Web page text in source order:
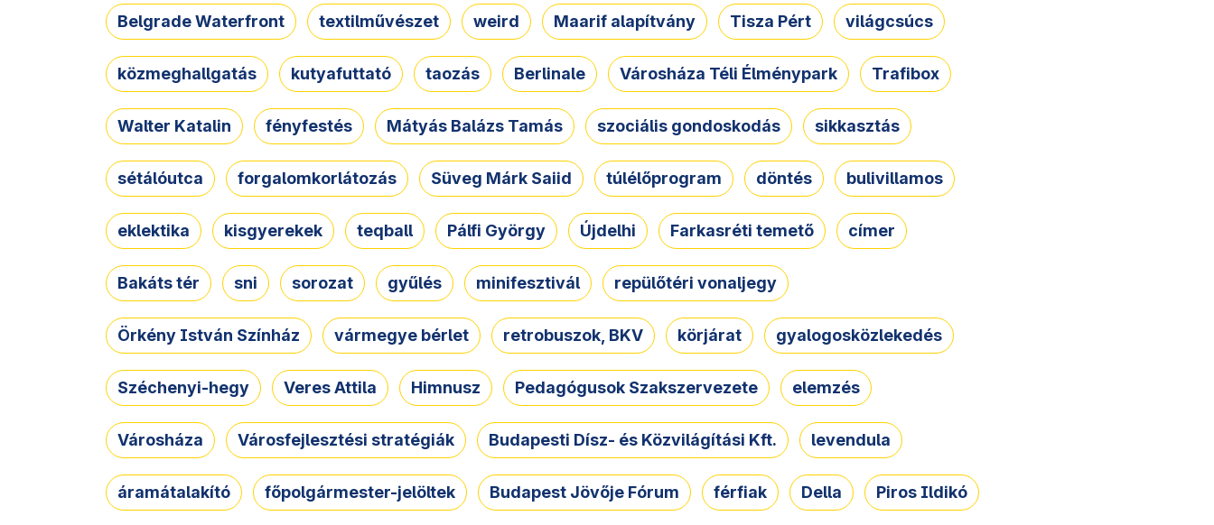
Belgrade Waterfront textilművészet weird Maarif alapítvány Tisza Pért világcsúcs
közmeghallgatás kutyafuttató taozás Berlinale Városháza Téli Élménypark Trafibox
Walter Katalin fényfestés Mátyás Balázs Tamás szociális gondoskodás sikkasztás
sétálóutca forgalomkorlátozás Süveg Márk Saiid túlélőprogram döntés bulivillamos
eklektika kisgyerekek teqball Pálfi György Újdelhi Farkasréti temető címer
Bakáts tér sni sorozat gyűlés minifesztivál repülőtéri vonaljegy
Örkény István Színház vármegye bérlet retrobuszok, BKV körjárat gyalogosközlekedés
Széchenyi-hegy Veres Attila Himnusz Pedagógusok Szakszervezete elemzés
Városháza Városfejlesztési stratégiák Budapesti Dísz- és Közvilágítási Kft. levendula
áramátalakító főpolgármester-jelöltek Budapest Jövője Fórum férfiak Della Piros Ildikó